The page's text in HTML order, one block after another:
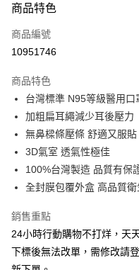
LINE Pay
Apple Pay
Google Pay
全盈+PAY
AFTEE先享後付
相關說明
【關於「AFTEE先享後付」】
AFTEE先享後付是「在收到商
１．簡單：不需註冊會員、不需
２．便利：只要手機號碼，簡訊
３．安心：先確認商品／服務後
【「AFTEE先享後付」結帳流程
ATM付款
運送方式
全家取貨付款
商品特色
商品編號
10951746
商品特色
台灣標準 N95等級醫用口
加粗扁耳繩減少耳後壓力
無鼻樑條壓條 舒適又服貼
3D氣室 透氣性極佳
100%台灣製造 品質有保
全封膜包覆外盒 高品質
銷售重點
24小時行動購物不打烊，天
下標後無法改單，需修改請